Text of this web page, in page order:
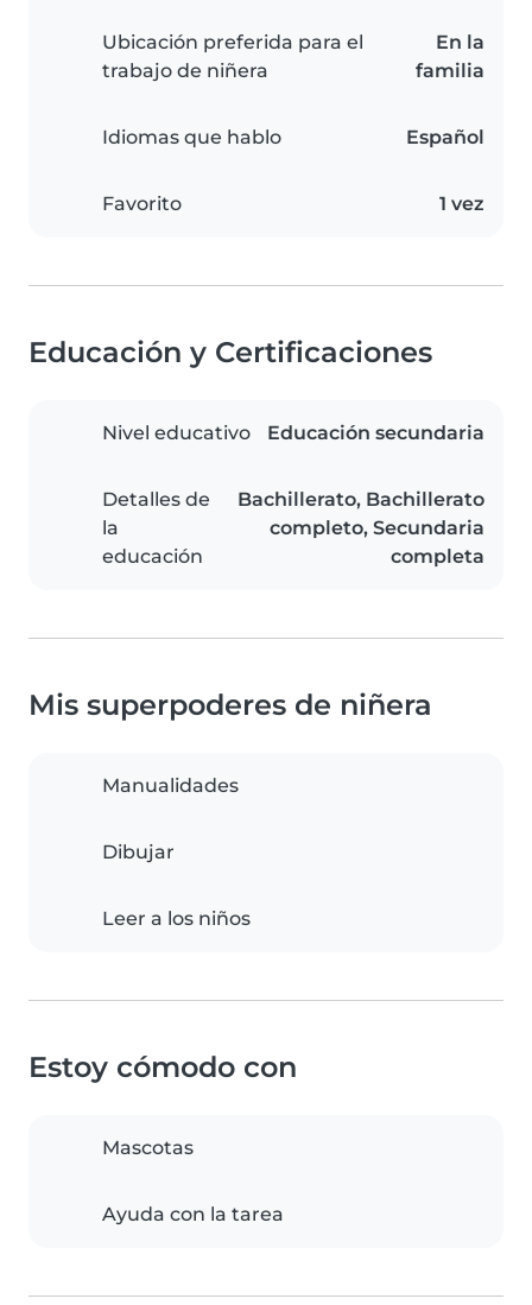
Ubicación preferida para el
trabajo de niñera
En la
familia
Idiomas que hablo Español
Favorito 1 vez
Educación y Certificaciones
Nivel educativo Educación secundaria
Detalles de
la
educación
Bachillerato, Bachillerato
completo, Secundaria
completa
Mis superpoderes de niñera
Manualidades
Dibujar
Leer a los niños
Estoy cómodo con
Mascotas
Ayuda con la tarea